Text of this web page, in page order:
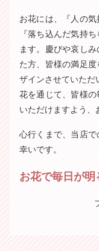
お花には、『人の気
『落ち込んだ気持
ます。慶びや哀し
た方、皆様の満足
ザインさせていただ
花を通じて、皆様
いただけますよう、
心行くまで、当店
幸いです。
お花で毎日が明